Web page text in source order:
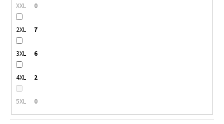
XXL 0
2XL 7
3XL 6
4XL 2
5XL 0